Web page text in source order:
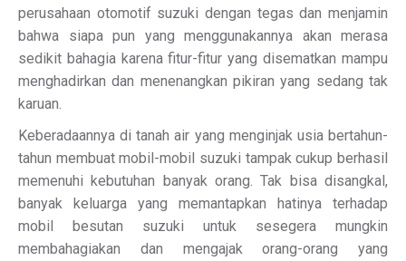
perusahaan otomotif suzuki dengan tegas dan menjamin
bahwa siapa pun yang menggunakannya akan merasa
sedikit bahagia karena fitur-fitur yang disematkan mampu
menghadirkan dan menenangkan pikiran yang sedang tak
karuan.
Keberadaannya di tanah air yang menginjak usia bertahun-
tahun membuat mobil-mobil suzuki tampak cukup berhasil
memenuhi kebutuhan banyak orang. Tak bisa disangkal,
banyak keluarga yang memantapkan hatinya terhadap
mobil besutan suzuki untuk sesegera mungkin
membahagiakan dan mengajak orang-orang yang